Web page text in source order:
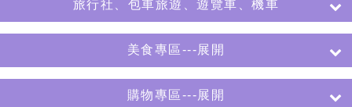
旅行社、包車旅遊、遊覽車、機車
美食專區---展開
購物專區---展開